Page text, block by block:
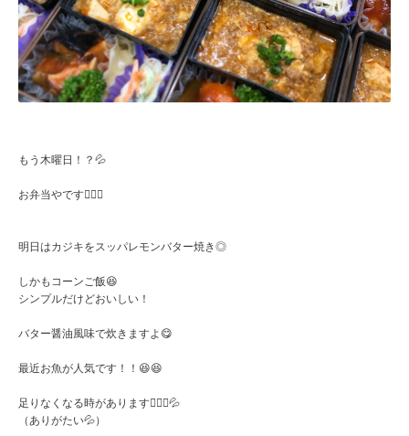
もう木曜日！？💦
お弁当やです🙇🏻‍♀️
明日はカジキをスッパレモンバター焼き◎
しかもコーンご飯😆
シンプルだけどおいしい！
バター醤油風味で炊きますよ😋
最近お魚が人気です！！😆😆
足りなくなる時があります🙇🏻‍♀️💦
（ありがたい💦）